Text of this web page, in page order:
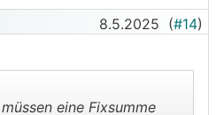
8.5.2025 (#14)
eine Fixsumme